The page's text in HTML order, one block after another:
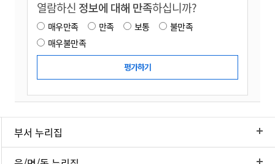
열람하신 정보에 대해 만족하십니까?
매우만족 만족 보통
불만족
매우불만족
부서 누리집